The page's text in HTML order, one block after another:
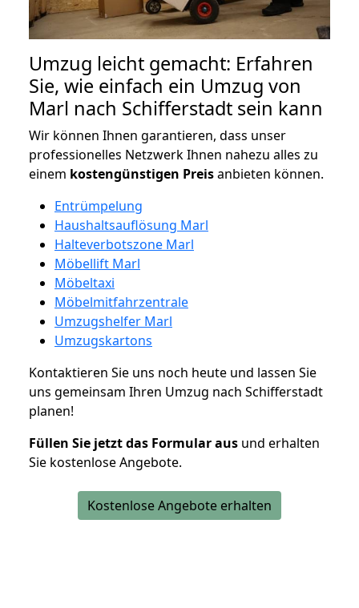
Umzug leicht gemacht: Erfahren
Sie, wie einfach ein Umzug von
Marl nach Schifferstadt sein kann
Wir können Ihnen garantieren, dass unser
professionelles Netzwerk Ihnen nahezu alles zu
einem kostengünstigen Preisanbieten können.
Entrümpelung
Haushaltsauflösung Marl
Halteverbotszone Marl
Möbellift Marl
Möbeltaxi
Möbelmitfahrzentrale
Umzugshelfer Marl
Umzugskartons
Kontaktieren Sie uns noch heute und lassen Sie
uns gemeinsam Ihren Umzug nach Schifferstadt
planen!
Füllen Sie jetzt das Formular aus und erhalten
Sie kostenlose Angebote.
Kostenlose Angebote erhalten